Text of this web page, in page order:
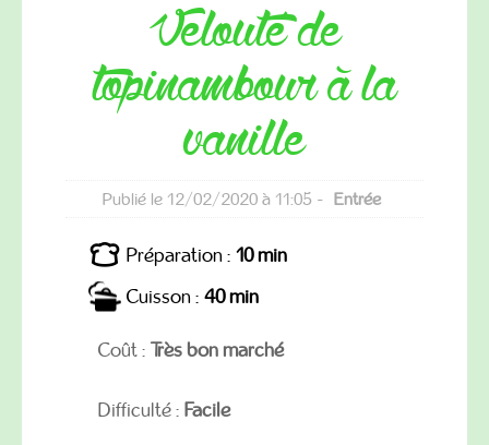
Velouté de
topinambour à la
vanille
Publié le 12/02/2020 à 11:05 - Entrée
Préparation : 10 min
Cuisson : 40 min
Coût : Très bon marché
Difficulté : Facile